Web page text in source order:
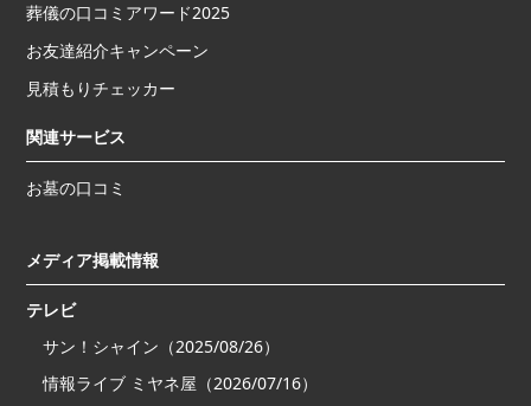
葬儀の口コミアワード2025
お友達紹介キャンペーン
見積もりチェッカー
関連サービス
お墓の口コミ
メディア掲載情報
テレビ
サン！シャイン（2025/08/26）
情報ライブ ミヤネ屋（2026/07/16）